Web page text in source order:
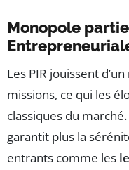
Monopole
Les PIR jouissent d’un
missions, ce qui les
classiques du
garantit plus la
entrants comme les